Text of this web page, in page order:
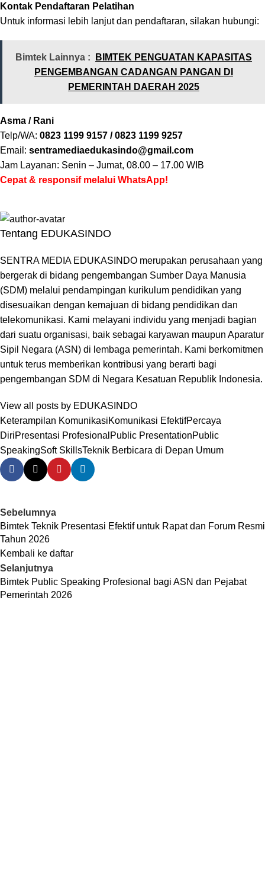
Kontak Pendaftaran Pelatihan
Untuk informasi lebih lanjut dan pendaftaran, silakan hubungi:
Bimtek Lainnya :
BIMTEK PENGUATAN KAPASITAS
PENGEMBANGAN CADANGAN PANGAN DI
PEMERINTAH DAERAH 2025
Asma / Rani
Telp/WA: 0823 1199 9157 / 0823 1199 9257
Email: sentramediaedukasindo@gmail.com
Jam Layanan: Senin – Jumat, 08.00 – 17.00 WIB
Cepat & responsif melalui WhatsApp!
Tentang EDUKASINDO
SENTRA MEDIA EDUKASINDO merupakan perusahaan yang
bergerak di bidang pengembangan Sumber Daya Manusia
(SDM) melalui pendampingan kurikulum pendidikan yang
disesuaikan dengan kemajuan di bidang pendidikan dan
telekomunikasi. Kami melayani individu yang menjadi bagian
dari suatu organisasi, baik sebagai karyawan maupun Aparatur
Sipil Negara (ASN) di lembaga pemerintah. Kami berkomitmen
untuk terus memberikan kontribusi yang berarti bagi
pengembangan SDM di Negara Kesatuan Republik Indonesia.
View all posts by EDUKASINDO
Keterampilan KomunikasiKomunikasi EfektifPercaya
DiriPresentasi Profesional Public PresentationPublic
SpeakingSoft SkillsTeknik Berbicara di Depan Umum
Sebelumnya
Bimtek Teknik Presentasi Efektif untuk Rapat dan Forum Resmi
Tahun 2026
Kembali ke daftar
Selanjutnya
Bimtek Public Speaking Profesional bagi ASN dan Pejabat
Pemerintah 2026